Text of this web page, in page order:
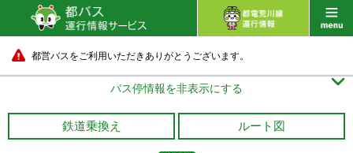
都営バスをご利用いただきありがとうございます。
バス停情報を非表示にする 
鉄道乗換え ルート図